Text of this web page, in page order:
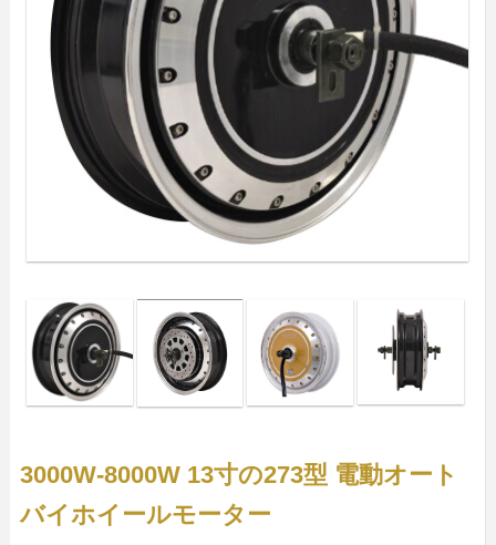
3000W-8000W 13寸の273型 電動オート
バイホイールモーター